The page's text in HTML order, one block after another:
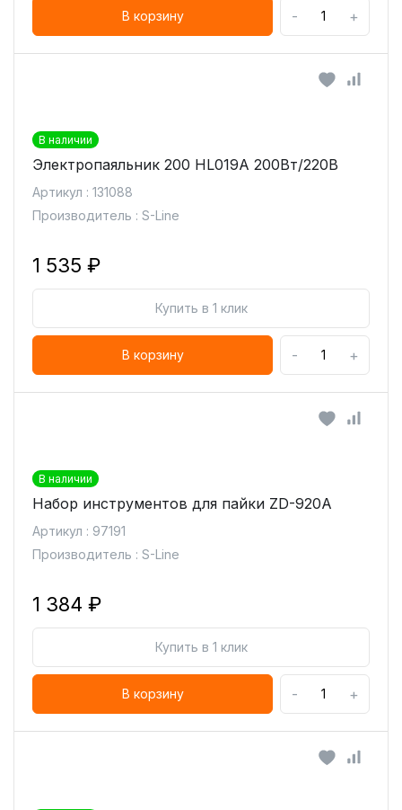
В корзину - +
В наличии
Электропаяльник 200 HL019A 200Вт/220В
Артикул : 131088
Производитель : S-Line
1 535 ₽
Купить в 1 клик
В корзину - +
В наличии
Набор инструментов для пайки ZD-920A
Артикул : 97191
Производитель : S-Line
1 384 ₽
Купить в 1 клик
В корзину - +